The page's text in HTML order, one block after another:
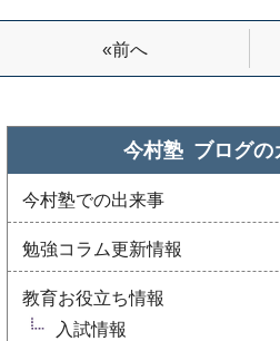
«前へ
今村塾 ブログの
今村塾での出来事
勉強コラム更新情報
教育お役立ち情報
入試情報